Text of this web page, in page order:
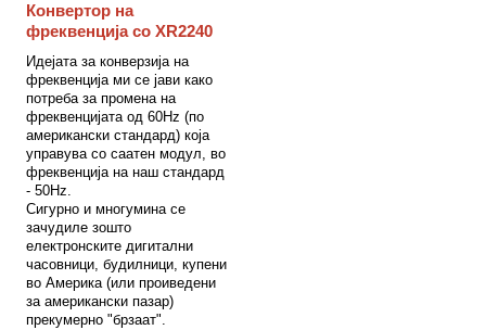
Конвертор на
фреквенција со XR2240
Идејата за конверзија на
фреквенција ми се јави како
потреба за промена на
фреквенцијата од 60Hz (по
американски стандард) која
управува со саатен модул, во
фреквенција на наш стандард
- 50Hz.
Сигурно и многумина се
зачудиле зошто
електронските дигитални
часовници, будилници, купени
во Америка (или проиведени
за американски пазар)
прекумерно "брзаат".